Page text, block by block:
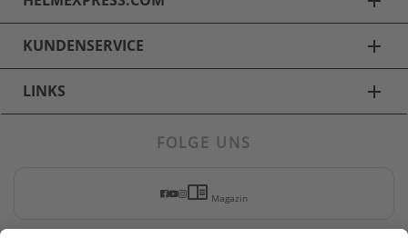
KUNDENSERVICE add
LINKS add
Uvex Skihelme
FOLGE UNS
chrome_reader_mode Magazin